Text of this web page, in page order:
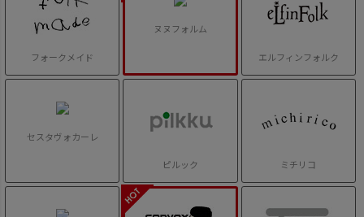
フォークメイド
ヌヌフォルム
エルフィンフォルク
セスタヴォカーレ
ピルック ミチリコ